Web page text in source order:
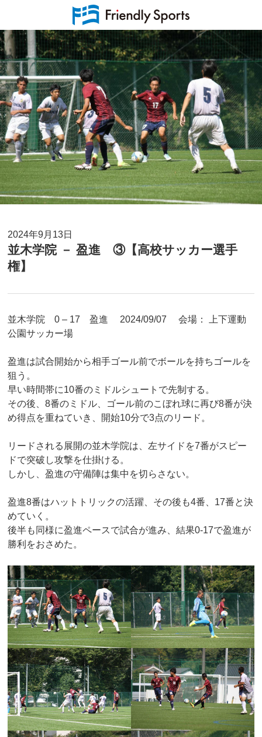
2024年9月13日
並木学院 － 盈進 ③【高校サッカー選手
権】
並木学院 0 – 17 盈進 2024/09/07 会場： 上下運動
公園サッカー場
盈進は試合開始から相手ゴール前でボールを持ちゴールを
狙う。
早い時間帯に10番のミドルシュートで先制する。
その後、8番のミドル、ゴール前のこぼれ球に再び8番が決
め得点を重ねていき、開始10分で3点のリード。
リードされる展開の並木学院は、左サイドを7番がスピー
ドで突破し攻撃を仕掛ける。
しかし、盈進の守備陣は集中を切らさない。
盈進8番はハットトリックの活躍、その後も4番、17番と決
めていく。
後半も同様に盈進ペースで試合が進み、結果0-17で盈進が
勝利をおさめた。